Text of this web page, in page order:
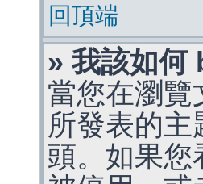
回頂端
» 我該如何
當您在瀏覽
所發表的
頭。如果您